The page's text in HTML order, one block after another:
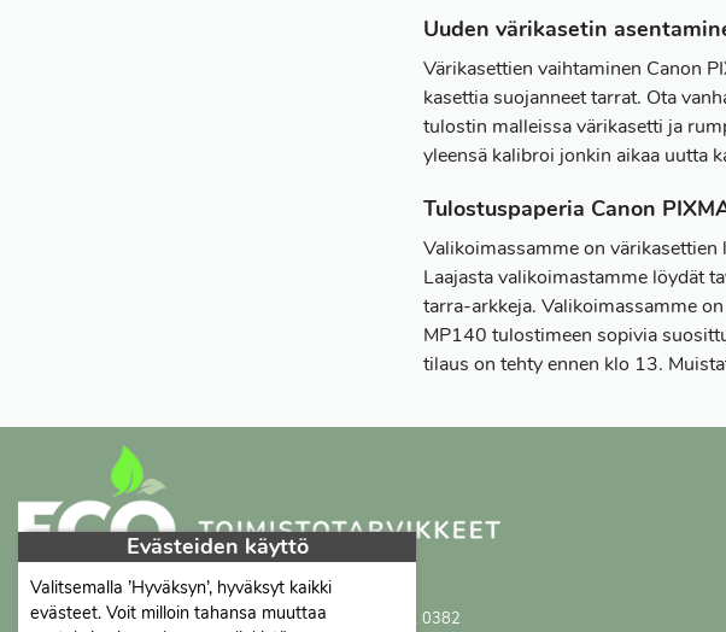
Uuden värikasetin
Värikasettien vaihtaminen Canon
kasettia suojanneet tarrat. Ota
tulostin malleissa värikasetti ja
yleensä kalibroi jonkin aikaa uutta
Tulostuspaperia Canon
Valikoimassamme on
Laajasta valikoimastamme löydät
tarra-arkkeja. Valikoimassamme
MP140 tulostimeen sopivia
tilaus on tehty ennen klo 13.
Proficient Co OyFI07452333
Ma-To 8-16, Pe 8-15 | myynti@proficient.fi | Puh: 050 341 0382
Evästeiden käyttö
Valitsemalla ’Hyväksyn’, hyväksyt kaikki
evästeet. Voit milloin tahansa muuttaa